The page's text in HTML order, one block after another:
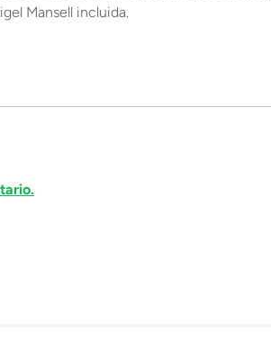
Mansell incluida.